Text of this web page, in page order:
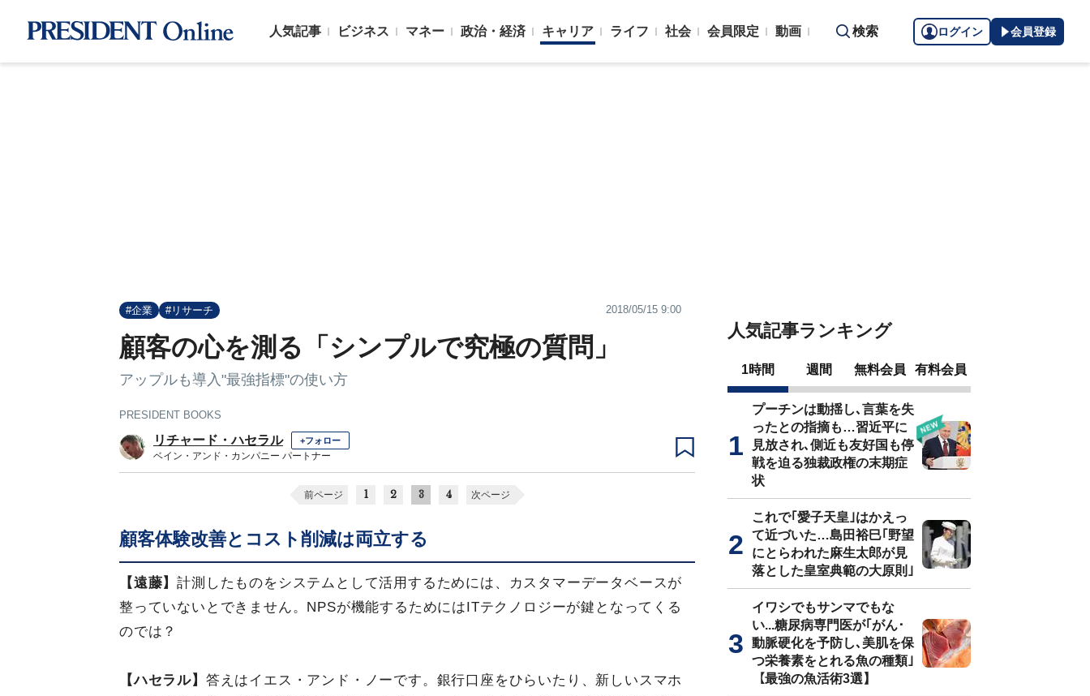
人気記事 ビジネス マネー 政治・経済 キャリア ライフ 社会 会員限定 動画 検索 ログイン 会員登録
#企業 #リサーチ 2018/05/15 9:00
顧客の心を測る「シンプルで究極の質問」
アップルも導入"最強指標"の使い方
PRESIDENT BOOKS
リチャード・ハセラル +フォロー
ベイン・アンド・カンパニー パートナー
前ページ 1 2 3 4 次ページ
顧客体験改善とコスト削減は両立する
【遠藤】計測したものをシステムとして活用するためには、カスタマーデータベースが
整っていないとできません。NPSが機能するためにはITテクノロジーが鍵となってくる
のでは？
【ハセラル】 答えはイエス・アンド・ノーです。銀行口座をひらいたり、新しいスマホ
人気記事ランキング
1時間 週間 無料会員 有料会員
プーチンは動揺し､言葉を失
ったとの指摘も…習近平に
見放され､側近も友好国も停
戦を迫る独裁政権の末期症
状
これで｢愛子天皇｣はかえっ
て近づいた…島田裕巳｢野望
にとらわれた麻生太郎が見
落とした皇室典範の大原則｣
イワシでもサンマでもな
い...糖尿病専門医が｢がん･
動脈硬化を予防し､美肌を保
つ栄養素をとれる魚の種類｣
【最強の魚活術3選】